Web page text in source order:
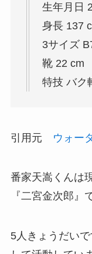
生年月日
身長 137
3サイズ
靴 22 cm
特技 バク
引用元 ウォー
番家天嵩くんは
『二宮金次郎』
5人きょうだい